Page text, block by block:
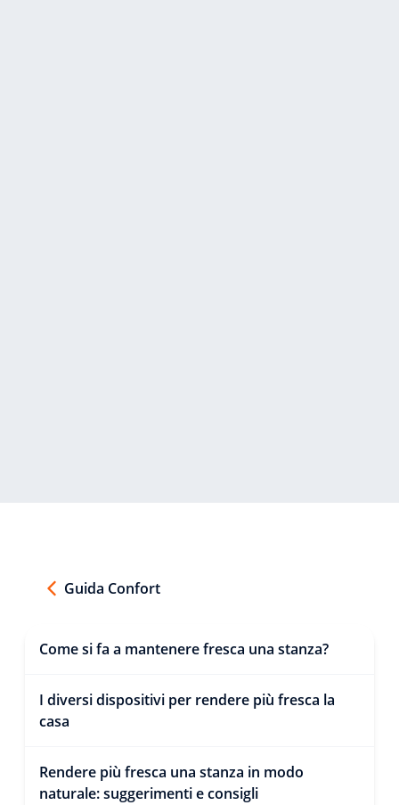
Guida Confort
Come si fa a mantenere fresca una stanza?
I diversi dispositivi per rendere più fresca la
casa
Rendere più fresca una stanza in modo
naturale: suggerimenti e consigli